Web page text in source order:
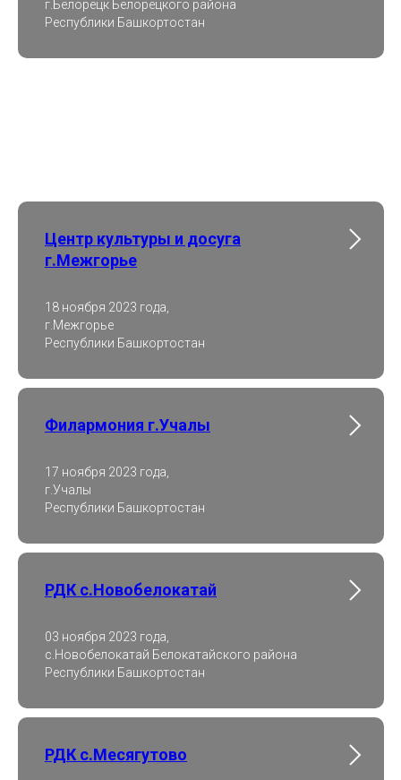
г.Белорецк Белорецкого района
Республики Башкортостан
Центр культуры и досуга
г.Межгорье
18 ноября 2023 года,
г.Межгорье
Республики Башкортостан
Филармония г.Учалы
17 ноября 2023 года,
г.Учалы
Республики Башкортостан
РДК с.Новобелокатай
03 ноября 2023 года,
с.Новобелокатай Белокатайского района
Республики Башкортостан
РДК с.Месягутово